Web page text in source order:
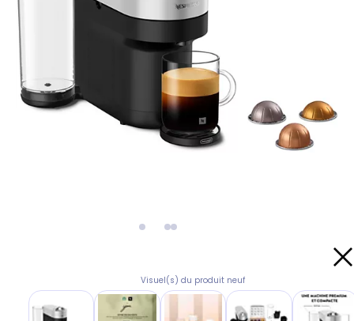
Visuel(s) du produit neuf